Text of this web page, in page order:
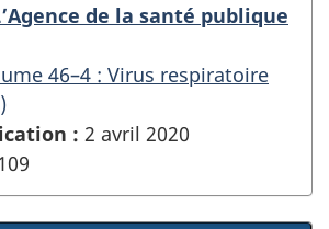
de la santé publique
46–4 : Virus respiratoire
: 2 avril 2020